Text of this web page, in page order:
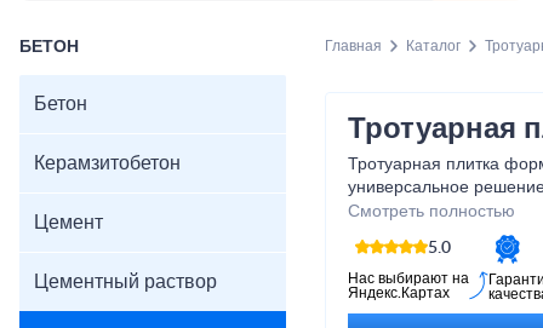
БЕТОН
Бетон
Керамзитобетон
Цемент
Цементный раствор
Главная Каталог
Тротуарная
Тротуарная плитка
универсальное
зон, дворов, садовых
В наличии имеется
По запросу возможен
параметров — цвета,
морозостойкости в
Смотреть полностью
5.0
Нас выбирают на
Яндекс.Картах